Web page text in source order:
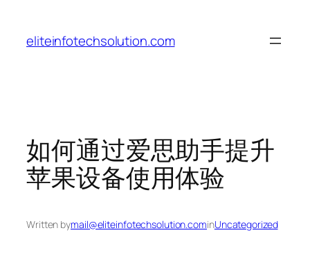
content
eliteinfotechsolution.com
如何通过爱思助手提升
苹果设备使用体验
Written bymail@eliteinfotechsolution.cominUncategorized